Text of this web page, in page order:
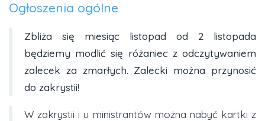
Ogłoszenia ogólne
Zbliża się miesiąc listopad od 2 listopada
będziemy modlić się różaniec z odczytywaniem
zalecek za zmarłych. Zalecki można przynosić
do zakrystii!
W zakrystii i u ministrantów można nabyć kartki z